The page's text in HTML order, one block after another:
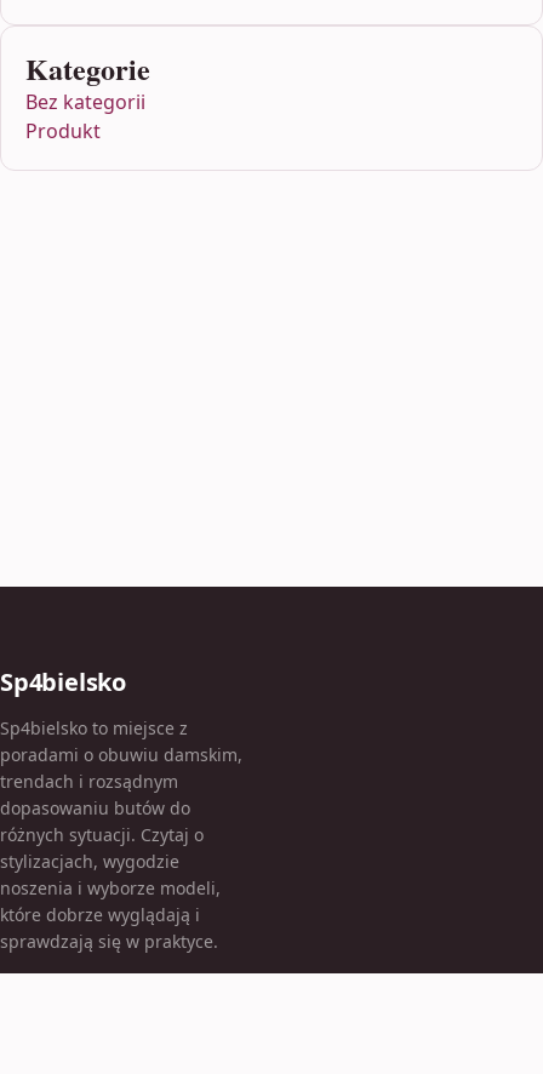
Kategorie
Bez kategorii
Produkt
Sp4bielsko
Sp4bielsko to miejsce z
poradami o obuwiu damskim,
trendach i rozsądnym
dopasowaniu butów do
różnych sytuacji. Czytaj o
stylizacjach, wygodzie
noszenia i wyborze modeli,
które dobrze wyglądają i
sprawdzają się w praktyce.